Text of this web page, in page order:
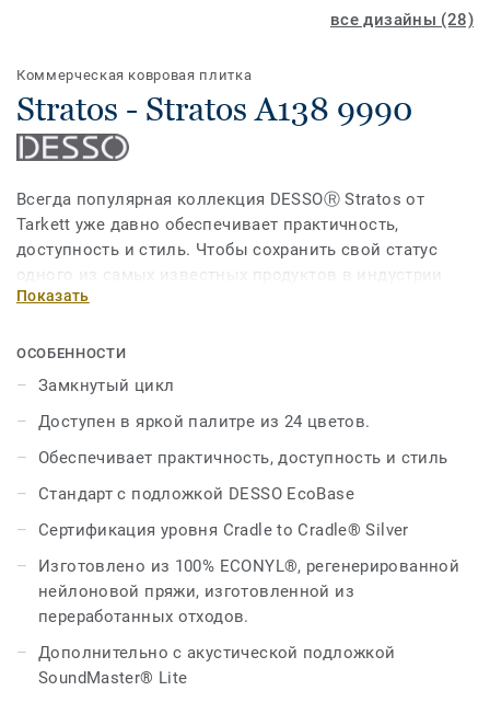
все дизайны (28)
Коммерческая ковровая плитка
Stratos - Stratos A138 9990
Всегда популярная коллекция DESSOⓇ Stratos от
Tarkett уже давно обеспечивает практичность,
доступность и стиль. Чтобы сохранить свой статус
одного из самых известных продуктов в индустрии
напольных покрытий, обеспечивающих форму и
был переосмыслен с еще большей творческой
свободой и повышенной экологической
ответственностью.
Stratos представляет 24 тщательно отобранных
варианта дизайна. Семь оригинальных цветов
сочетаются с набором теплых и холодных
нейтральных оттенков и 12 эффектными акцентами.
бирюзового, цвета морской волны и баклажанового
теперь в миксе архитекторы и дизайнеры могут
использовать игривую палитру, которая легко и
эффективно комбинируется с расширенными шестью
блоками Stratos для выдающихся коммерческих
Показать
ОСОБЕННОСТИ
Замкнутый цикл
Доступен в яркой палитре из 24 цветов.
Обеспечивает практичность, доступность и стиль
Стандарт с подложкой DESSO EcoBase
Сертификация уровня Cradle to Cradle® Silver
Изготовлено из 100% ECONYL®, регенерированной
нейлоновой пряжи, изготовленной из
переработанных отходов.
Дополнительно с акустической подложкой
SoundMaster® Lite